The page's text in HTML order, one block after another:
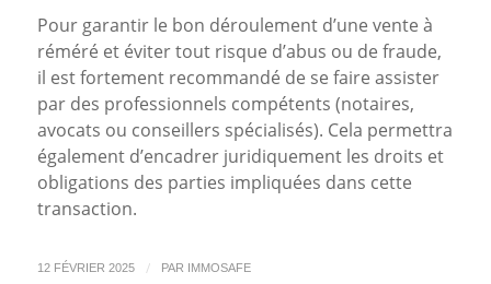
Pour garantir le bon déroulement d’une vente à
réméré et éviter tout risque d’abus ou de fraude,
il est fortement recommandé de se faire assister
par des professionnels compétents (notaires,
avocats ou conseillers spécialisés). Cela permettra
également d’encadrer juridiquement les droits et
obligations des parties impliquées dans cette
transaction.
12 FÉVRIER 2025 / PAR IMMOSAFE